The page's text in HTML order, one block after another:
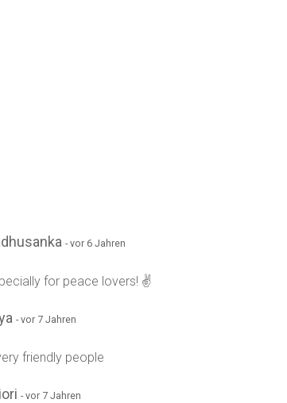
- vor 6 Jahren
for peace lovers! ✌️
- vor 7 Jahren
friendly people
- vor 7 Jahren